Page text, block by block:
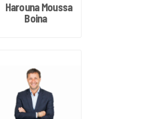
Harouna Moussa
Boina